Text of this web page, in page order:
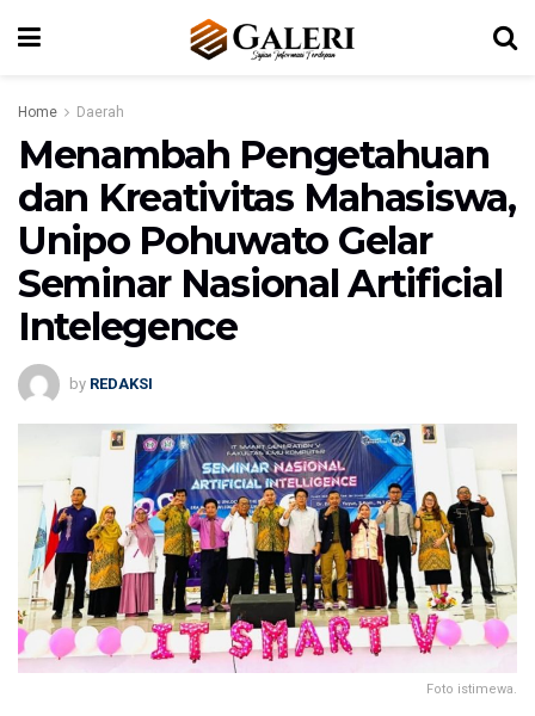
Home Daerah
Menambah Pengetahuan
dan Kreativitas Mahasiswa,
Unipo Pohuwato Gelar
Seminar Nasional Artificial
Intelegence
by REDAKSI
Foto istimewa.